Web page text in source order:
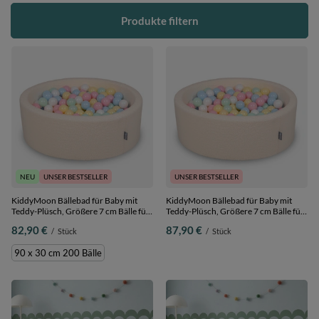
Produkte filtern
NEU UNSER BESTSELLER
KiddyMoon Bällebad für Baby mit
Teddy-Plüsch, Größere 7 cm Bälle für
Abnehmbarer Bezug, Creme:
Pastellblau/Pastellgelb/Weiß/Mint/Puderrosa,
90 x 30 cm 200 Bälle
82,90 € / Stück
90 x 30 cm 200 Bälle
UNSER BESTSELLER
KiddyMoon Bällebad für Baby mit
Teddy-Plüsch, Größere 7 cm Bälle für
Abnehmbarer Bezug, Creme:
87,90 € / Stück